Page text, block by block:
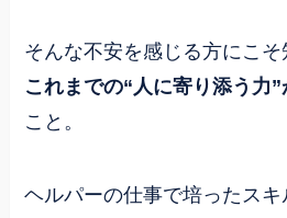
そんな不安を感じる方にこそ
これまでの“人に寄り添う力
こと。
ヘルパーの仕事で培ったス